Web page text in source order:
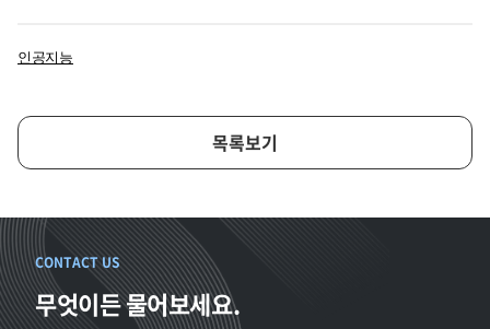
인공지능
목록보기
CONTACT US
무엇이든 물어보세요.